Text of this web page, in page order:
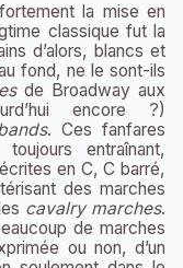
la mise en
classique fut la
d’alors, blancs et
fond, ne le sont-ils
de Broadway aux
encore ?)
. Ces fanfares
entraînant,
en C, C barré,
des marches
cavalry marches.
de marches
ou non, d’un